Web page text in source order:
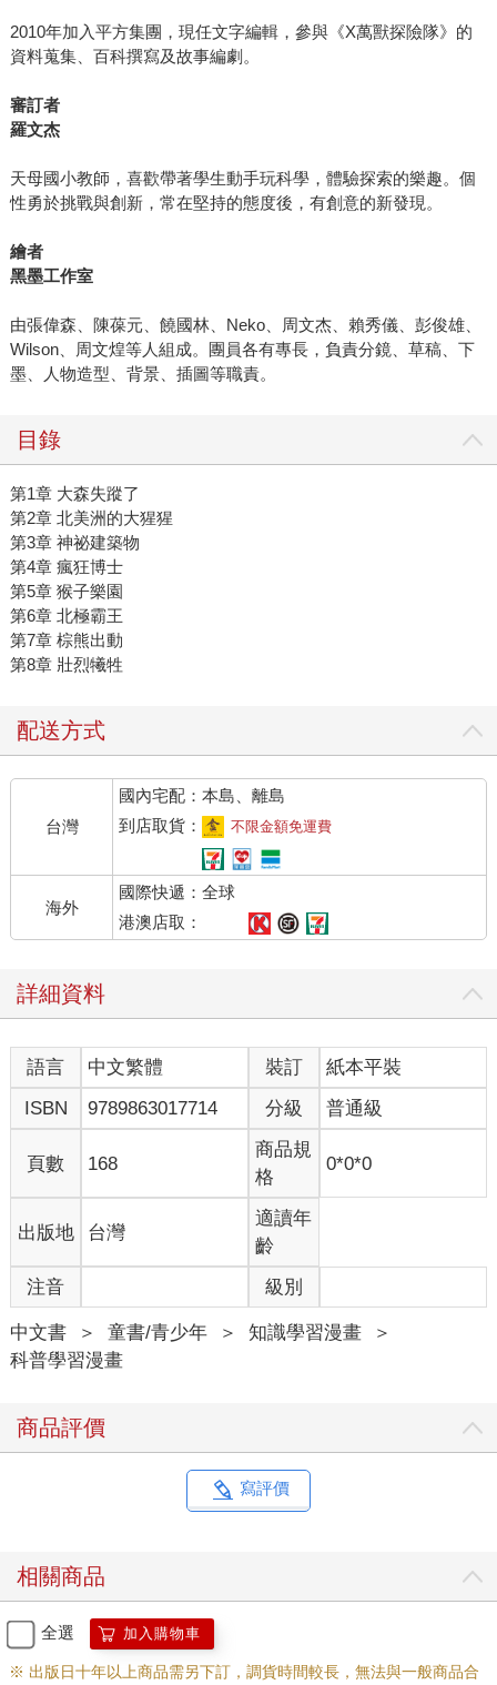
2010年加入平方集團，現任文字編輯，參與《X萬獸探險隊》的
資料蒐集、百科撰寫及故事編劇。
審訂者
羅文杰
天母國小教師，喜歡帶著學生動手玩科學，體驗探索的樂趣。個
性勇於挑戰與創新，常在堅持的態度後，有創意的新發現。
繪者
黑墨工作室
由張偉森、陳葆元、饒國林、Neko、周文杰、賴秀儀、彭俊雄、
Wilson、周文煌等人組成。團員各有專長，負責分鏡、草稿、下
墨、人物造型、背景、插圖等職責。
目錄
第1章 大森失蹤了
第2章 北美洲的大猩猩
第3章 神祕建築物
第4章 瘋狂博士
第5章 猴子樂園
第6章 北極霸王
第7章 棕熊出動
第8章 壯烈犧牲
配送方式
台灣
國內宅配：本島、離島
到店取貨：
不限金額免運費
海外
國際快遞：全球
港澳店取：
詳細資料
語言 中文繁體 裝訂
紙本平裝
ISBN
9789863017714 分級 普通級
頁數 168
商品規
格
0*0*0
出版地 台灣
適讀年
齡
注音
級別
中文書 ＞ 童書/青少年 ＞ 知識學習漫畫
＞
科普學習漫畫
商品評價
寫評價
相關商品
全選 加入購物車
※ 出版日十年以上商品需另下訂，調貨時間較長，無法與一般商品合